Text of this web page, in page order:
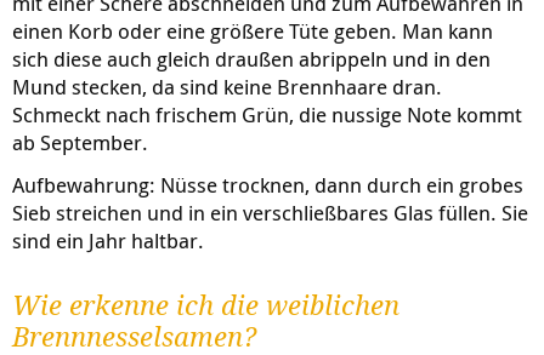
einen Korb oder eine größere Tüte geben. Man kann
sich diese auch gleich draußen abrippeln und in den
Mund stecken, da sind keine Brennhaare dran.
Schmeckt nach frischem Grün, die nussige Note kommt
ab September.
Aufbewahrung: Nüsse trocknen, dann durch ein grobes
Sieb streichen und in ein verschließbares Glas füllen. Sie
sind ein Jahr haltbar.
Wie erkenne ich die weiblichen
Brennnesselsamen?